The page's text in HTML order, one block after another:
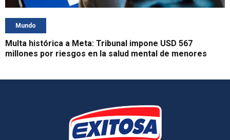
Mundo
Multa histórica a Meta: Tribunal impone USD 567
millones por riesgos en la salud mental de menores